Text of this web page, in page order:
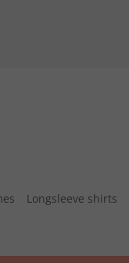
Longsleeve shirts